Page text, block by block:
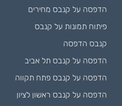
הדפסה על קנבס מחירים
פיתוח תמונות על קנבס
קנבס הדפסה
הדפסה על קנבס תל אביב
הדפסה על קנבס פתח תקווה
הדפסה על קנבס ראשון לציון